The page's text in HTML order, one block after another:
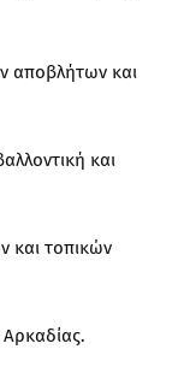
αποβλήτων και
και
και τοπικών